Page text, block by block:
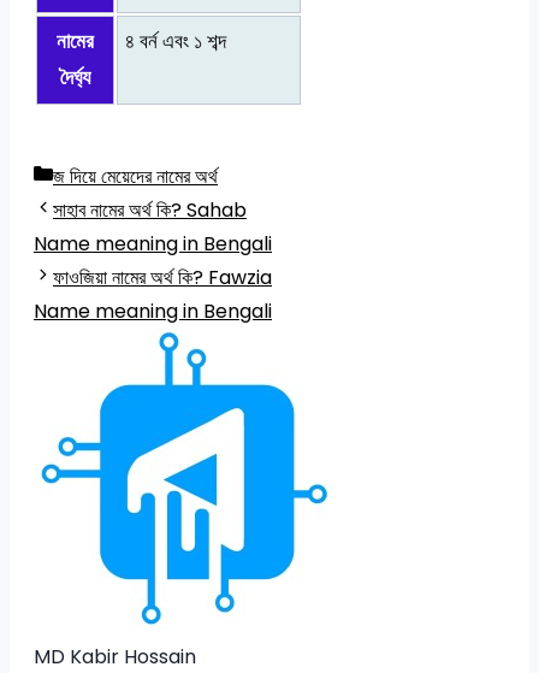
নামের
দৈর্ঘ্য
৪ বর্ন এবং ১ শব্দ
Categories
জ দিয়ে মেয়েদের নামের অর্থ
সাহাব নামের অর্থ কি? Sahab
Name meaning in Bengali
ফাওজিয়া নামের অর্থ কি? Fawzia
Name meaning in Bengali
MD Kabir Hossain